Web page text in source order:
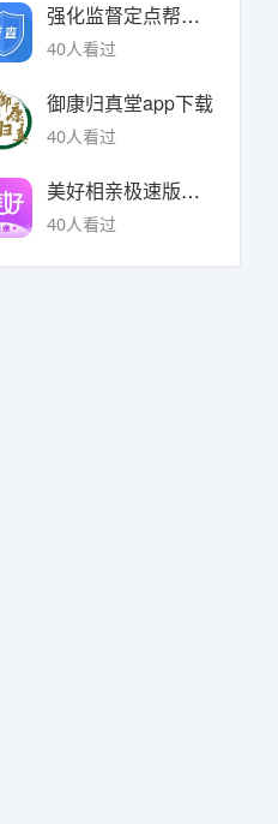
强化监督定点帮扶下载
40人看过
御康归真堂app下载
40人看过
美好相亲极速版下载
40人看过